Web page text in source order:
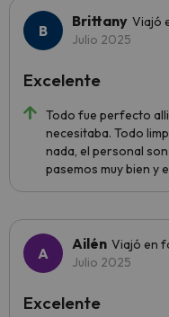
Brittany Viajó
Julio 2025
Todo fue perfecto
necesitaba. Todo
nada, el personal
pasemos muy bien y
Excelente
Ailén Viajó en
Julio 2025
Excelente